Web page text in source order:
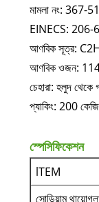
মামলা নং: 367-
EINECS: 206-
আণবিক সূত্র:
আণবিক ওজন:
চেহারা: হলুদ থেকে
প্যাকিং: 200
স্পেসিফিকেশন
lTEM
সোডিয়াম